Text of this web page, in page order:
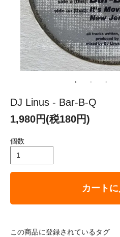
DJ Linus - Bar-B-Q
1,980円(税180円)
個数
カート
この商品に登録されているタグ